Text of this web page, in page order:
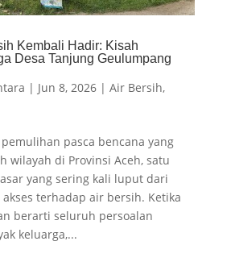
Kembali Hadir: Kisah
Desa Tanjung Geulumpang
| Jun 8, 2026| Air Bersih,
pasca bencana yang
wilayah di Provinsi Aceh, satu
yang sering kali luput dari
terhadap air bersih. Ketika
berarti seluruh persoalan
keluarga,...